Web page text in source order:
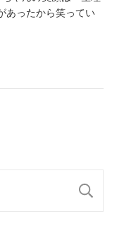
あったから笑ってい